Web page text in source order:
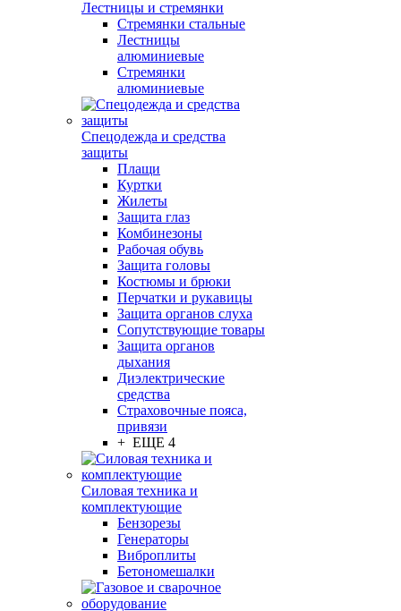
Лестницы и стремянки
Стремянки стальные
Лестницы
алюминиевые
Стремянки
алюминиевые
Спецодежда и средства
защиты
Плащи
Куртки
Жилеты
Защита глаз
Комбинезоны
Рабочая обувь
Защита головы
Костюмы и брюки
Перчатки и рукавицы
Защита органов слуха
Сопутствующие товары
Защита органов
дыхания
Диэлектрические
средства
Страховочные пояса,
привязи
+ ЕЩЕ 4
Силовая техника и
комплектующие
Бензорезы
Генераторы
Виброплиты
Бетономешалки